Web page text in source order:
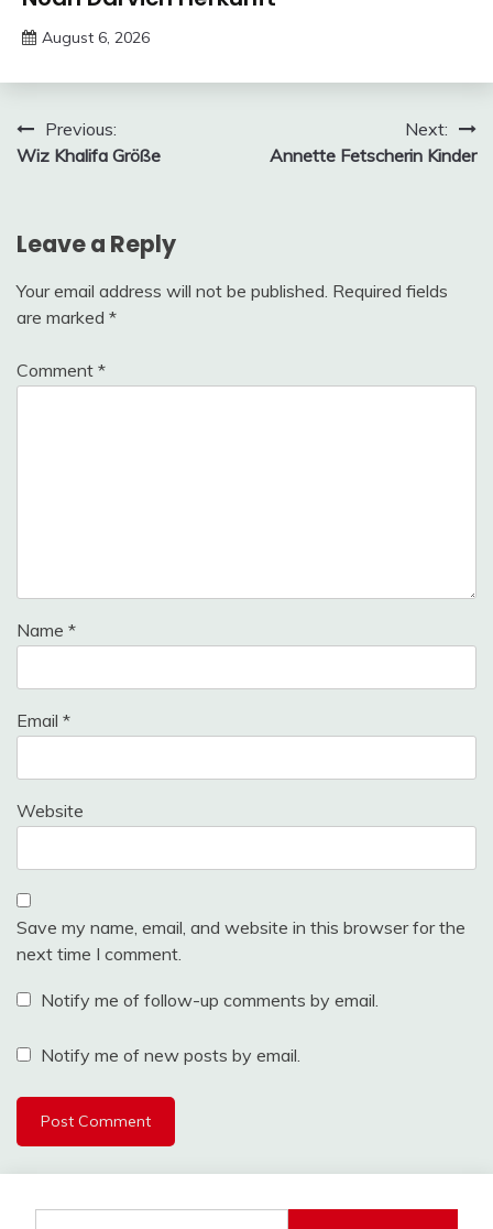
August 6, 2026
Meme
Post
navigation
Previous:
Wiz Khalifa Größe
Next:
Annette Fetscherin Kinder
Leave a Reply
Your email address will not be published. Required fields
are marked *
Comment *
Name *
Email *
Website
Save my name, email, and website in this browser for the
next time I comment.
Notify me of follow-up comments by email.
Notify me of new posts by email.